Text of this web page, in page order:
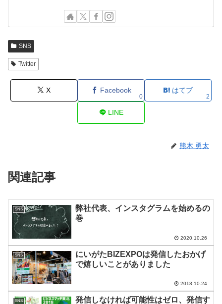
SNS
Twitter
X Facebook
0
はてブ
2
LINE
熊木 勇太
関連記事
SNS
弊社代表、インスタグラムを始めるの
巻
2020.10.26
SNS
にいがたBIZEXPOは発信したおかげ
で嬉しいことがありました
2018.10.24
SNS
発信しなければ可能性はゼロ、発信す